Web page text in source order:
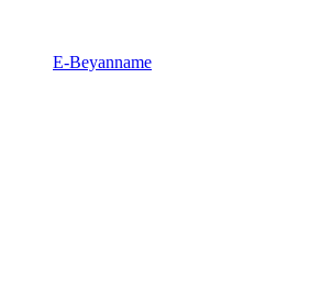
E-Beyanname